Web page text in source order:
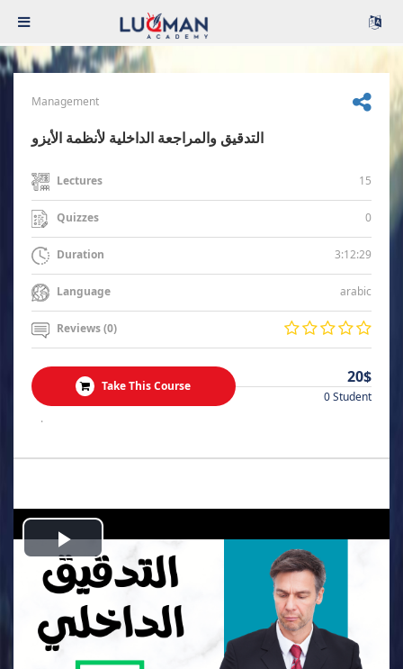
Management
التدقيق والمراجعة الداخلية لأنظمة الأيزو
Lectures 15
Quizzes 0
Duration 3:12:29
Language arabic
Reviews (0)
Take This Course 20$
0 Student
.
Play
Video